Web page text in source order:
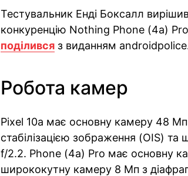
Тестувальник Енді Боксалл
конкуренцію Nothing Phone (4a)
поділився з виданням
Робота камер
Pixel 10a має основну камеру 48
стабілізацією зображення (OIS)
f/2.2. Phone (4a) Pro має основну
ширококутну камеру 8 Мп з